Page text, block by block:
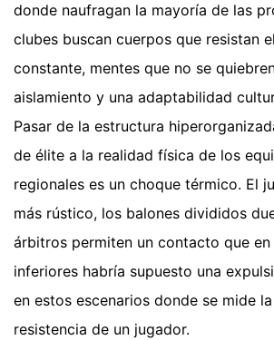
donde naufragan la mayoría de las
clubes buscan cuerpos que resistan
constante, mentes que no se
aislamiento y una adaptabilidad
Pasar de la estructura
de élite a la realidad física de los
regionales es un choque térmico. El
más rústico, los balones divididos
árbitros permiten un contacto que
inferiores habría supuesto una
en estos escenarios donde se mide
resistencia de un jugador.